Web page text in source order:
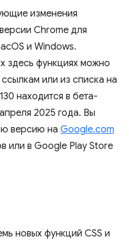
изменения
Chrome для
и Windows.
здесь функциях можно
или из списка на
находится в бета-
2025 года. Вы
версию на Google.com
или в Google Play Store
новых функций CSS и